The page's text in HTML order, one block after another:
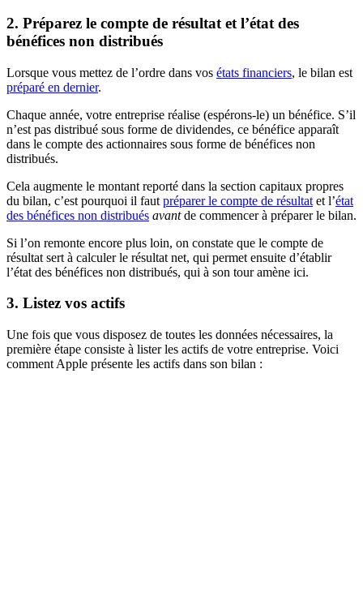
2. Préparez le compte de résultat et l’état des
bénéfices non distribués
Lorsque vous mettez de l’ordre dans vos états financiers, le bilan est
préparé en dernier.
Chaque année, votre entreprise réalise (espérons-le) un bénéfice. S’il
n’est pas distribué sous forme de dividendes, ce bénéfice apparaît
dans le compte des actionnaires sous forme de bénéfices non
distribués.
Cela augmente le montant reporté dans la section capitaux propres
du bilan, c’est pourquoi il faut préparer le compte de résultat et l’état
des bénéfices non distribués avantde commencer à préparer le bilan.
Si l’on remonte encore plus loin, on constate que le compte de
résultat sert à calculer le résultat net, qui permet ensuite d’établir
l’état des bénéfices non distribués, qui à son tour amène ici.
3. Listez vos actifs
Une fois que vous disposez de toutes les données nécessaires, la
première étape consiste à lister les actifs de votre entreprise. Voici
comment Apple présente les actifs dans son bilan :